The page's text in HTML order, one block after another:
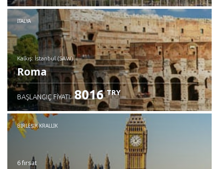
İTALYA
Kalkış: İstanbul (SAW)
Roma
İncele
BAŞLANGIÇ FIYATI: 8016 TRY
BIRLEŞIK KRALLIK
6 fırsat